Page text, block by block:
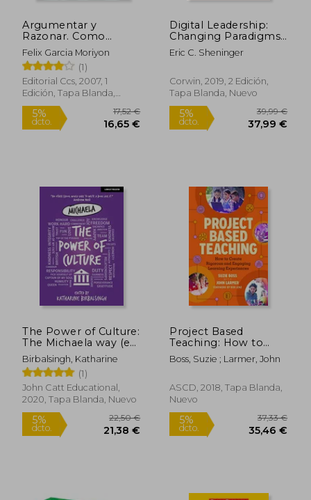
Argumentar y
Razonar. Como
Enseñar y Evaluar, la
Capacidad de
Argumentar
Felix Garcia Moriyon
(1)
Editorial Ccs, 2007, 1
Edición, Tapa Blanda,
Nuevo
Digital Leadership:
Changing Paradigms
for Changing Times
(en Inglés)
Eric C. Sheninger
Corwin, 2019, 2 Edición,
Tapa Blanda, Nuevo
The Power of Culture:
The Michaela way (en
Inglés)
Birbalsingh, Katharine
(1)
John Catt Educational,
2020, Tapa Blanda, Nuevo
Project Based
Teaching: How to
Create Rigorous and
Engaging Learning
Inglés)
Boss, Suzie ; Larmer, John
ASCD, 2018, Tapa Blanda,
Nuevo